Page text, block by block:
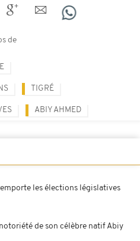
de
TIGRÉ
ABIY AHMED
les élections législatives
de son célèbre natif Abiy